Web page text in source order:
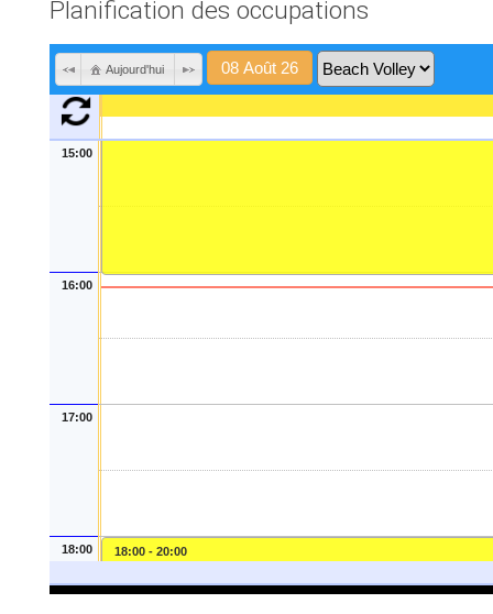
Planification des occupations